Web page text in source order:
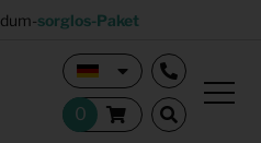
sorglos-Paket